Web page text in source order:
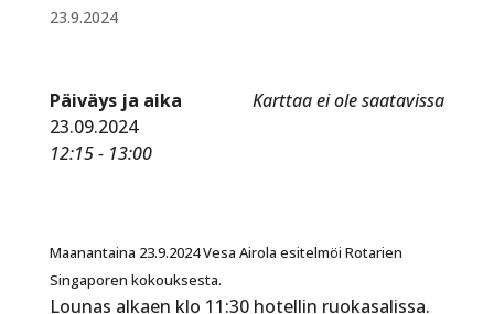
23.9.2024
Karttaa ei ole saatavissa
Päiväys ja aika
23.09.2024
12:15 - 13:00
Maanantaina 23.9.2024 Vesa Airola esitelmöi Rotarien
Singaporen kokouksesta.
Lounas alkaen klo 11:30 hotellin ruokasalissa.